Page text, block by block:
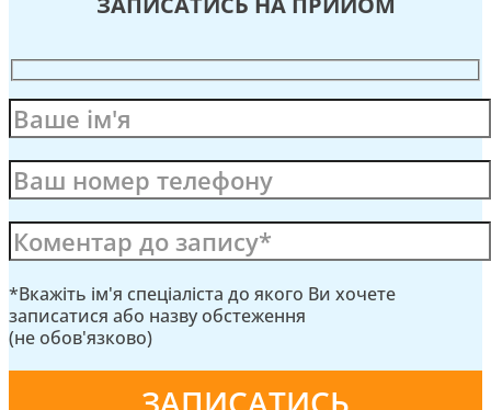
*Вкажіть ім'я спеціаліста до якого Ви хочете
записатися або назву обстеження
(не обов'язково)